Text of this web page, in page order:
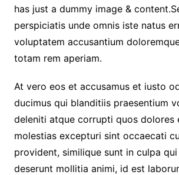
has just a dummy image &
perspiciatis unde omnis iste natus
voluptatem accusantium
totam rem aperiam.
At vero eos et accusamus et iusto
ducimus qui blanditiis praesentium
deleniti atque corrupti quos dolores
molestias excepturi sint occaecati
provident, similique sunt in culpa
deserunt mollitia animi, id est